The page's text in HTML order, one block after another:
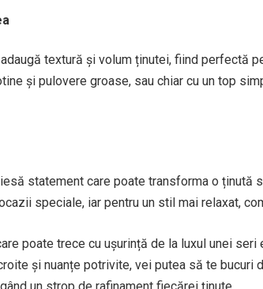
textură și volum ținutei, fiind perfectă
și pulovere groase, sau chiar cu un top
statement care poate transforma o ținută
speciale, iar pentru un stil mai relaxat,
poate trece cu ușurință de la luxul unei
și nuanțe potrivite, vei putea să te